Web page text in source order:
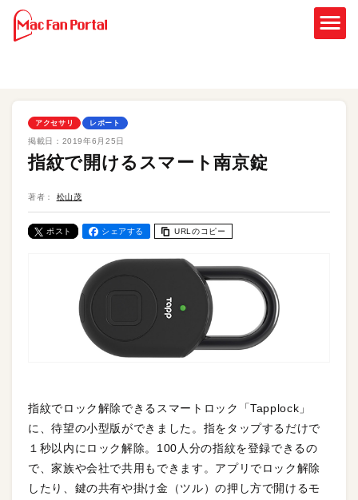
アクセサリ レポート
掲載日： 2019年6月25日
指紋で開けるスマート南京錠
著者： 松山茂
ポスト シェアする URLのコピー
指紋でロック解除できるスマートロック「Tapplock」
に、待望の小型版ができました。指をタップするだけで
１秒以内にロック解除。100人分の指紋を登録できるの
で、家族や会社で共用もできます。アプリでロック解除
したり、鍵の共有や掛け金（ツル）の押し方で開けるモ